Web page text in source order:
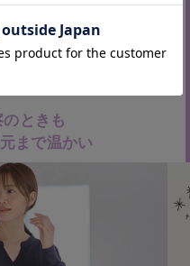
がたいです。
ときも
まで温かい